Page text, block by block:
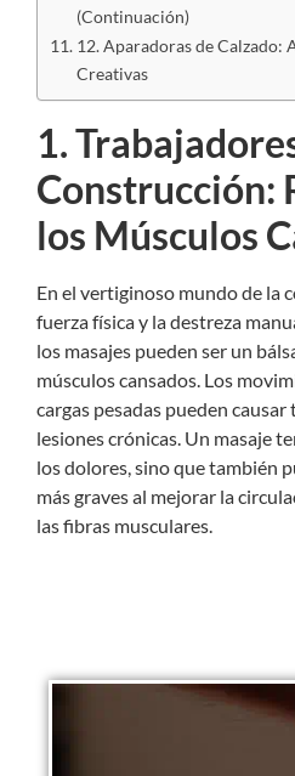
(Continuación)
12. Aparadoras de Calzado:
Creativas
1.
Construcción:
los Músculos
En el vertiginoso mundo de la
fuerza física y la destreza
los masajes pueden ser un
músculos cansados. Los
cargas pesadas pueden
lesiones crónicas. Un masaje
los dolores, sino que también
más graves al mejorar la
las fibras musculares.